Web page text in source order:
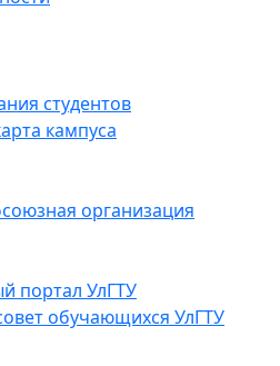
студентов
кампуса
организация
портал УлГТУ
обучающихся УлГТУ